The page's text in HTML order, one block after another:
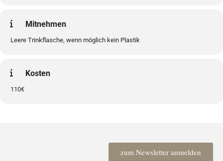
Mitnehmen
Leere Trinkflasche, wenn möglich kein Plastik
Kosten
110€
zum Newsletter anmelden